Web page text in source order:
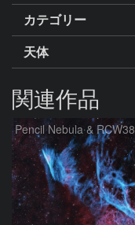
カテゴリー
天体
関連作品
Pencil Nebula & RCW38